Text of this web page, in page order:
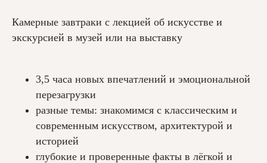
Камерные завтраки с лекцией об искусстве и
экскурсией в музей или на выставку
3,5 часа новых впечатлений и эмоциональной
перезагрузки
разные темы: знакомимся с классическим и
современным искусством, архитектурой и
историей
глубокие и проверенные факты в лёгкой и